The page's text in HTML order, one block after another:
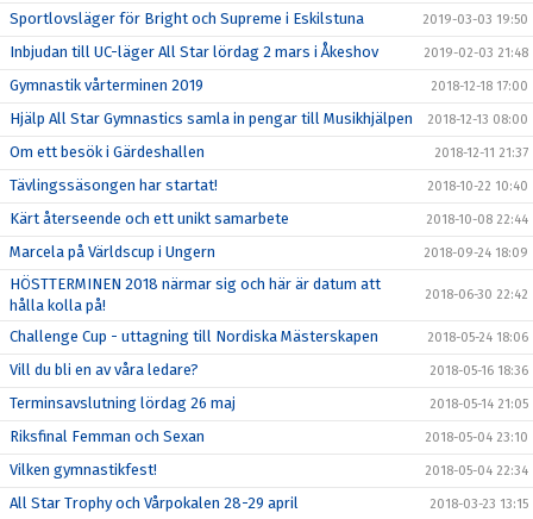
Sportlovsläger för Bright och Supreme i Eskilstuna 2019-03-03 19:50
Inbjudan till UC-läger All Star lördag 2 mars i Åkeshov 2019-02-03 21:48
Gymnastik vårterminen 2019 2018-12-18 17:00
Hjälp All Star Gymnastics samla in pengar till Musikhjälpen 2018-12-13 08:00
Om ett besök i Gärdeshallen 2018-12-11 21:37
Tävlingssäsongen har startat! 2018-10-22 10:40
Kärt återseende och ett unikt samarbete 2018-10-08 22:44
Marcela på Världscup i Ungern 2018-09-24 18:09
HÖSTTERMINEN 2018 närmar sig och här är datum att
hålla kolla på!
2018-06-30 22:42
Challenge Cup - uttagning till Nordiska Mästerskapen 2018-05-24 18:06
Vill du bli en av våra ledare? 2018-05-16 18:36
Terminsavslutning lördag 26 maj 2018-05-14 21:05
Riksfinal Femman och Sexan 2018-05-04 23:10
Vilken gymnastikfest! 2018-05-04 22:34
All Star Trophy och Vårpokalen 28-29 april 2018-03-23 13:15